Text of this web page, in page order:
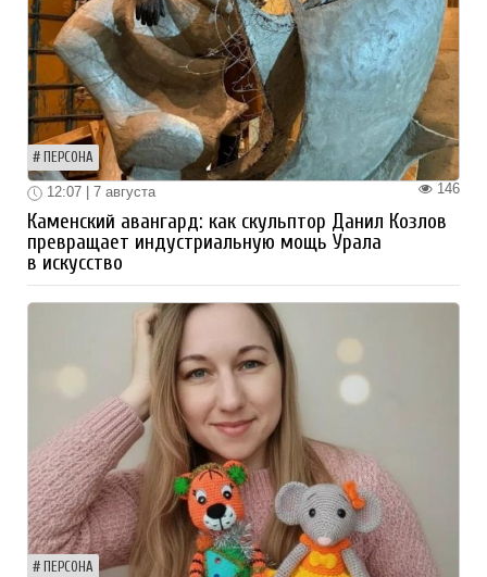
ПЕРСОНА
146
12:07 | 7 августа
Каменский авангард: как скульптор Данил Козлов
превращает индустриальную мощь Урала
в искусство
ПЕРСОНА